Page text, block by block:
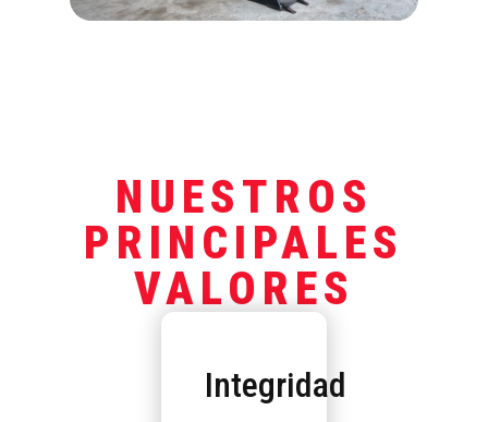
NUESTROS
PRINCIPALES
VALORES
Integridad